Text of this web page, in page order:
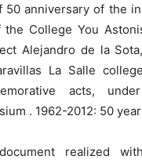
50 anniversary of the
the College You
Alejandro de la
La Salle
acts,
. 1962-2012: 50
realized